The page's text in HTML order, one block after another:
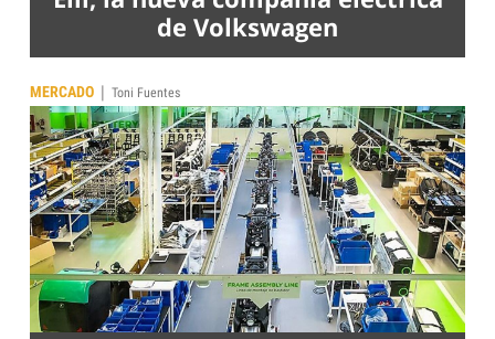
de Volkswagen
MERCADO | Toni Fuentes